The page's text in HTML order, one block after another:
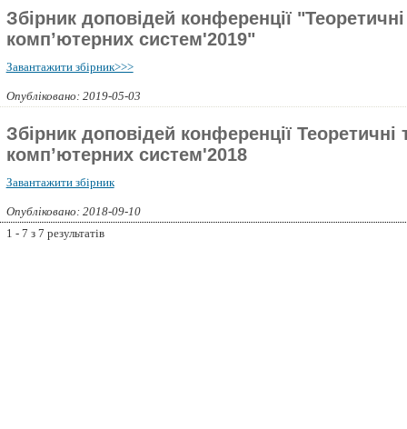
Збірник доповідей конференції
комп’ютерних систем'2019"
Завантажити збірник>>>
Опубліковано: 2019-05-03
Збірник доповідей конференції
комп’ютерних систем'2018
Завантажити збірник
Опубліковано: 2018-09-10
1 - 7 з 7 результатів